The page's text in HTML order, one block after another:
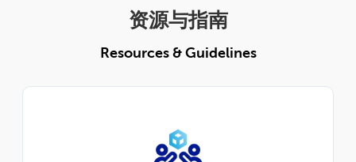
资源与指南
Resources & Guidelines